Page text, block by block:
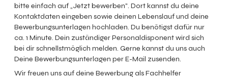
bitte einfach auf „Jetzt bewerben". Dort kannst du deine
Kontaktdaten eingeben sowie deinen Lebenslauf und deine
Bewerbungsunterlagen hochladen. Du benötigst dafür nur
ca. 1 Minute. Dein zuständiger Personaldisponent wird sich
bei dir schnellstmöglich melden. Gerne kannst du uns auch
Deine Bewerbungsunterlagen per E-Mail zusenden.
Wir freuen uns auf deine Bewerbung alsFachhelfer